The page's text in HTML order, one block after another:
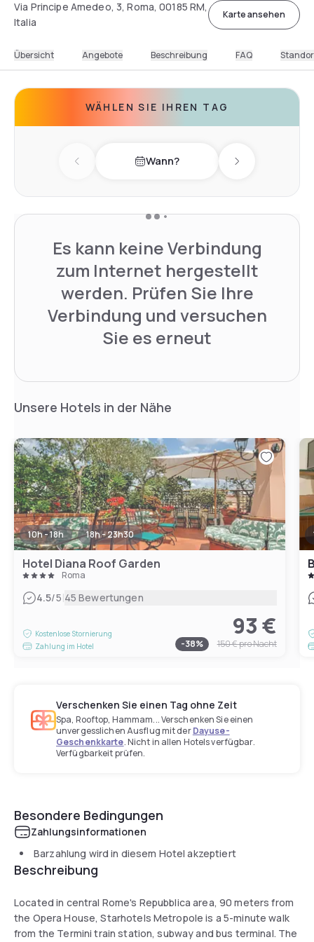
Via Principe Amedeo, 3, Roma, 00185 RM,
Italia
Karte ansehen
Übersicht Angebote Beschreibung FAQ
WÄHLEN SIE IHREN TAG
Previous day Wann? Next day
Es kann keine Verbindung
zum Internet hergestellt
werden. Prüfen Sie Ihre
Verbindung und versuchen
Sie es erneut
Unsere Hotels in der Nähe
10h - 18h 18h - 23h30
Hotel Diana Roof Garden
Roma
4.5/5|45 Bewertungen
Kostenlose Stornierung
Zahlung im Hotel
93 €
-38% 150 €pro Nacht
Verschenken Sie einen Tag ohne Zeit
Spa, Rooftop, Hammam... Verschenken Sie einen
unvergesslichen Ausflug mit derDayuse-
Geschenkkarte. Nicht in allen Hotels verfügbar.
Verfügbarkeit prüfen.
Besondere Bedingungen
Zahlungsinformationen
Barzahlung wird in diesem Hotel akzeptiert
Beschreibung
Located in central Rome's Repubblica area, 90 meters from
the Opera House, Starhotels Metropole is a 5-minute walk
from the Termini train station, subway and bus terminal. The